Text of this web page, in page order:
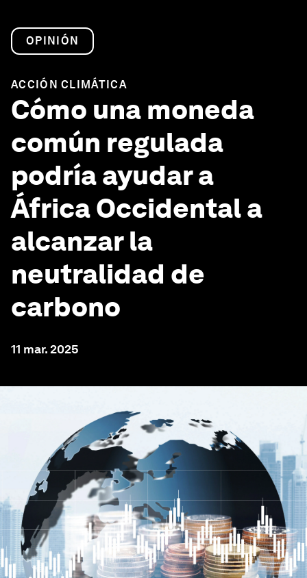
OPINIÓN
ACCIÓN CLIMÁTICA
Cómo una moneda
común regulada
podría ayudar a
África Occidental a
alcanzar la
neutralidad de
carbono
11 mar. 2025